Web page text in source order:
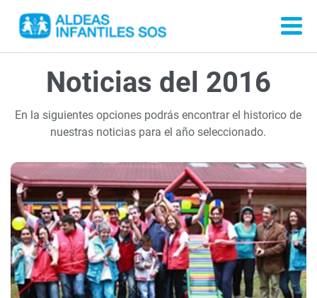
Noticias del 2016
En la siguientes opciones podrás encontrar el historico de
nuestras noticias para el año seleccionado.